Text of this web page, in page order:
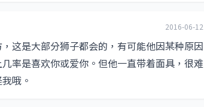
2016-06-12
这是大部分狮子都会的，有可能他因某种原因
率是喜欢你或爱你。但他一直带着面具，很难
哦。